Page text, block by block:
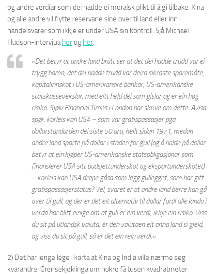
og andre verdiar som dei hadde ei moralsk plikt til å gi tilbake. Kina
og alle andre vil flytte reservane sine overtil land eller inn i
handelsvarer som ikkje er under USA sin kontroll. SjåMichael
Hudson-intervjua herog her:
«Det betyr at andre land brått ser at det dei hadde trudd var ei
trygg hamn, det dei hadde trudd var deira sikraste sparemåte,
kapitalinnskot i US-amerikanske bankar, US-amerikanske
statskassevekslar, med eitt held dei som gislar og er ein høg
risiko. SjølvFinancial Timesi London har skrive om dette. Avisa
spør: korleis kan USA – som var gratispassasjer pga
dollarstandarden dei siste 50 åra, heilt sidan 1971, medan
andre land sparte på dollar i staden for gull (og å halde på dollar
betyr at ein kjøper US-amerikanske statsobligasjonar som
finansierer USA sitt budsjettunderskot og eksportunderskotet)
– korleis kan USA drepe gåsa som legg gullegget, som har gitt
gratispassasjerstatus? Vel, svaret er at andre land berre kan gå
over til gull, og der er det eit alternativ til dollar fordi alle landa i
verda har blitt einige om at gull er ein verdi, ikkje ein risiko. Viss
du sit på utlandsk valuta, er den valutaen eit anna land si gjeld,
og viss du sit på gull, så er det ein rein verdi.»
2) Det har lenge lege i korta at Kina og India ville nærme seg
kvarandre. Grensekjeklinga om nokre få tusen kvadratmeter